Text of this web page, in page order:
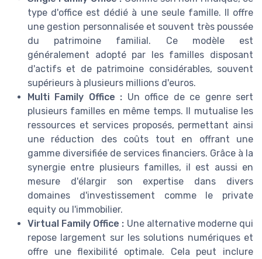
type d'office est dédié à une seule famille. Il offre
une gestion personnalisée et souvent très poussée
du patrimoine familial. Ce modèle est
généralement adopté par les familles disposant
d'actifs et de patrimoine considérables, souvent
supérieurs à plusieurs millions d'euros.
Multi Family Office : Un office de ce genre sert
plusieurs familles en même temps. Il mutualise les
ressources et services proposés, permettant ainsi
une réduction des coûts tout en offrant une
gamme diversifiée de services financiers. Grâce à la
synergie entre plusieurs familles, il est aussi en
mesure d'élargir son expertise dans divers
domaines d'investissement comme le private
equity ou l'immobilier.
Virtual Family Office : Une alternative moderne qui
repose largement sur les solutions numériques et
offre une flexibilité optimale. Cela peut inclure